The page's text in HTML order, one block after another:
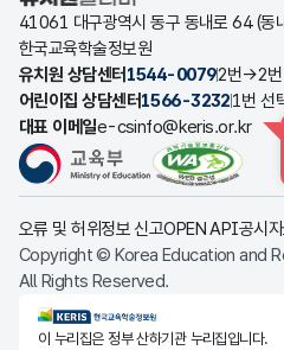
41061 대구광역시 동구 동내로 64 (동
한국교육학술정보원
유치원 상담센터 1544-00792번→2번
어린이집 상담센터1566-32321번 선
대표 이메일e-csinfo@keris.or.kr
오류 및 허위정보 신고OPEN API공시
Copyright © Korea Education and
All Rights Reserved.
KERIS한국교육학술정보원
이 누리집은 정부 산하기관 누리집입니다.